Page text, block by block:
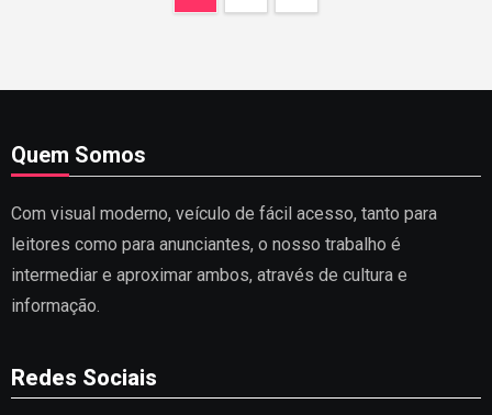
posts
Quem Somos
Com visual moderno, veículo de fácil acesso, tanto para
leitores como para anunciantes, o nosso trabalho é
intermediar e aproximar ambos, através de cultura e
informação.
Redes Sociais